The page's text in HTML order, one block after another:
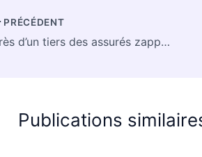
PRÉCÉDENT
Près d’un tiers des assurés zappent la déclaration de sinistre à leur assureur auto ou habitation
Publications